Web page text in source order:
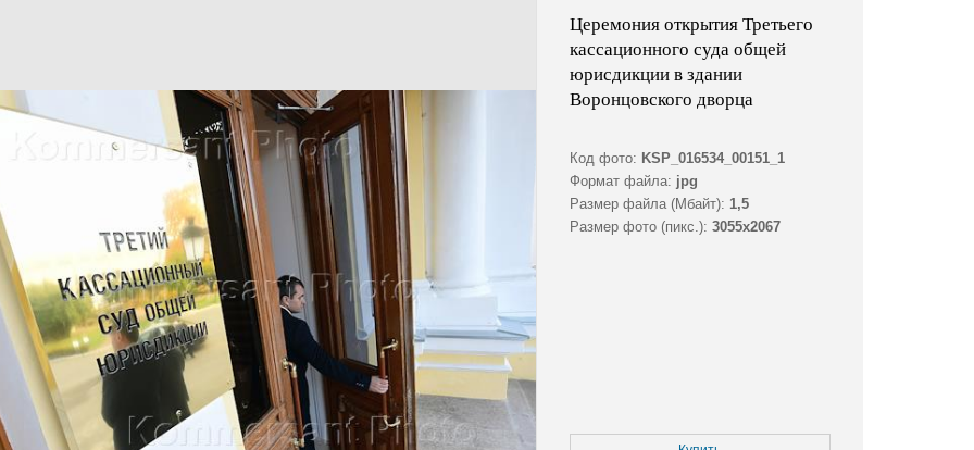
Церемония открытия Третьего
кассационного суда общей
юрисдикции в здании
Воронцовского дворца
Код фото: KSP_016534_00151_1
Формат файла: jpg
Размер файла (Мбайт): 1,5
Размер фото (пикс.): 3055x2067